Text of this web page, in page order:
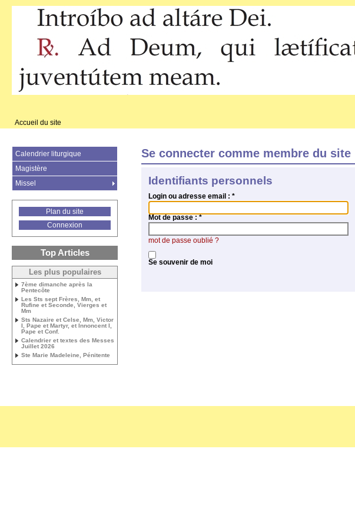
Accueil du site
Se connecter comme membre du site
Identifiants personnels
Login ou adresse email : *
Mot de passe :*
mot de passe oublié ?
Se souvenir de moi
Calendrier liturgique
Magistère
Missel
Plan du site
Connexion
Top Articles
Les plus populaires
7ème dimanche après la
Pentecôte
Les Sts sept Frères, Mm, et
Rufine et Seconde, Vierges et
Mm
Sts Nazaire et Celse, Mm, Victor
I, Pape et Martyr, et Innoncent I,
Pape et Conf.
Calendrier et textes des Messes
Juillet 2026
Ste Marie Madeleine, Pénitente